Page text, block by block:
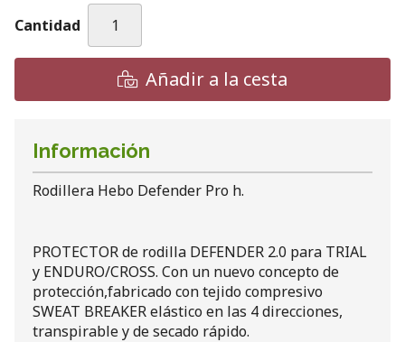
Cantidad
Añadir a la cesta
Información
Rodillera Hebo Defender Pro h.
PROTECTOR de rodilla DEFENDER 2.0 para TRIAL
y ENDURO/CROSS. Con un nuevo concepto de
protección,fabricado con tejido compresivo
SWEAT BREAKER elástico en las 4 direcciones,
transpirable y de secado rápido.